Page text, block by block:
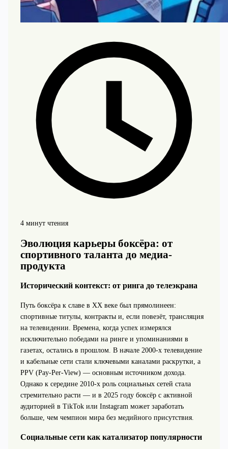
4 минут чтения
Эволюция карьеры боксёра: от
спортивного таланта до медиа-
продукта
Исторический контекст: от ринга до телеэкрана
Путь боксёра к славе в XX веке был прямолинеен:
спортивные титулы, контракты и, если повезёт, трансляция
на телевидении. Времена, когда успех измерялся
исключительно победами на ринге и упоминаниями в
газетах, остались в прошлом. В начале 2000-х телевидение
и кабельные сети стали ключевыми каналами раскрутки, а
PPV (Pay-Per-View) — основным источником дохода.
Однако к середине 2010-х роль социальных сетей стала
стремительно расти — и в 2025 году боксёр с активной
аудиторией в TikTok или Instagram может заработать
больше, чем чемпион мира без медийного присутствия.
Социальные сети как катализатор популярности